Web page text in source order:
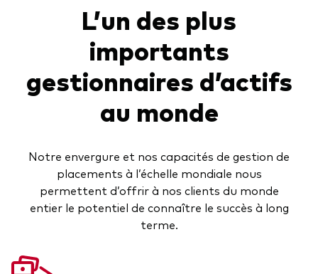
L’un des plus
importants
gestionnaires d’actifs
au monde
Notre envergure et nos capacités de gestion de
placements à l’échelle mondiale nous
permettent d’offrir à nos clients du monde
entier le potentiel de connaître le succès à long
terme.